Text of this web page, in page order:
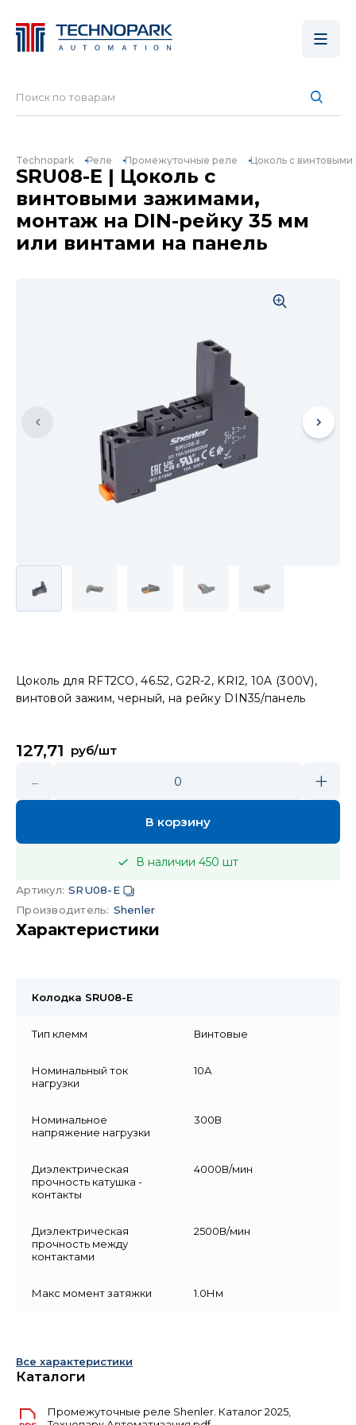
Technopark Реле Промежуточные реле Цоколь с
SRU08-E | Цоколь с
винтовыми зажимами,
монтаж на DIN-рейку 35 мм
или винтами на панель
Цоколь для RFT2CO, 46.52, G2R-2, KRI2, 10A (300V),
винтовой зажим, черный, на рейку DIN35/панель
127,71 руб/шт
- 0 +
В корзину
В наличии 450 шт
Артикул: SRU08-E
Производитель: Shenler
Характеристики
Колодка SRU08-E
Тип клемм Винтовые
Номинальный ток
нагрузки
10А
Номинальное
напряжение нагрузки
300В
Диэлектрическая
прочность катушка -
контакты
4000В/мин
Диэлектрическая
прочность между
контактами
2500В/мин
Макс момент затяжки 1.0Нм
Все характеристики
Каталоги
Промежуточные реле Shenler. Каталог 2025,